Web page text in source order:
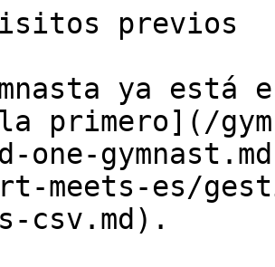
previos
ya
primero](/
one-
meets-es/
csv.md).